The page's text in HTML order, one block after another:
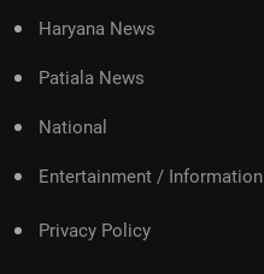
Haryana News
Patiala News
National
Entertainment / Information
Privacy Policy